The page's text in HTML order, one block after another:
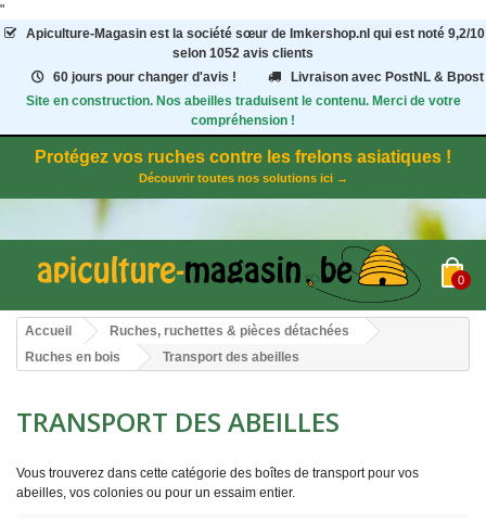
"
Apiculture-Magasinest la société sœur de Imkershop.nl qui est noté 9,2/10
selon 1052 avis clients
60 jours pour changer d'avis !
Livraison avec PostNL & Bpost
Site en construction. Nos abeilles traduisent le contenu. Merci de votre
compréhension !
Protégez vos ruches contre les frelons asiatiques !
Découvrir toutes nos solutions ici →
0
Accueil
Ruches, ruchettes & pièces détachées
Ruches en bois
Transport des abeilles
TRANSPORT DES ABEILLES
Vous trouverez dans cette catégorie des boîtes de transport pour vos
abeilles, vos colonies ou pour un essaim entier.